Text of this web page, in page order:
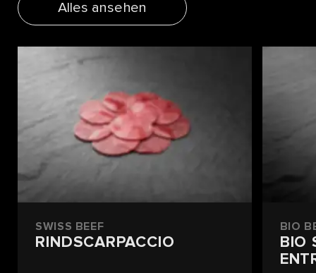
Alles ansehen
SWISS BEEF
RINDSCARPACCIO
BIO
BIO